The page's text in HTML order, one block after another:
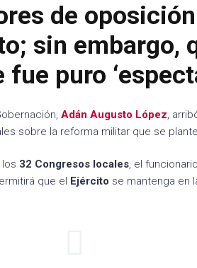
de
sin embargo,
puro
Adán Augusto López,
sobre la reforma militar que se
32 Congresos locales, el
que el Ejército se mantenga en